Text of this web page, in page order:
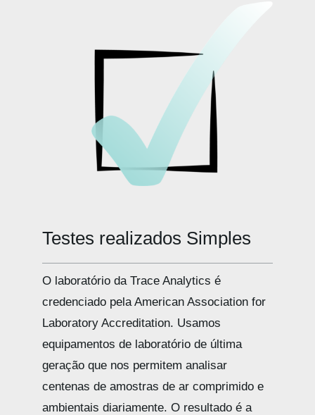
Testes realizados
O laboratório da Trace Analytics é
credenciado pela American Association for
Laboratory Accreditation. Usamos
equipamentos de laboratório de última
geração que nos permitem analisar
centenas de amostras de ar comprimido e
ambientais diariamente. O resultado é a